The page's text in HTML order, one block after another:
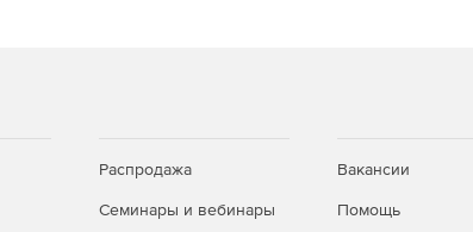
Распродажа
Семинары и вебинары
Вакансии
Помощь